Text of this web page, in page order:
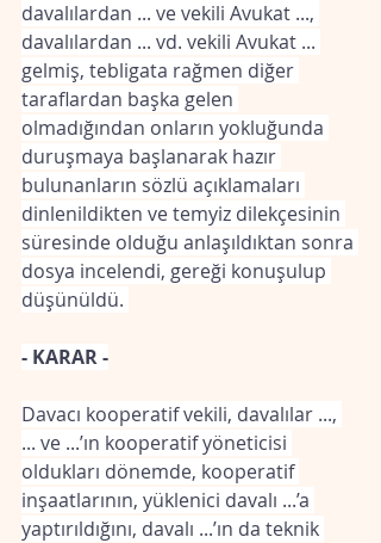
davalılardan ... ve vekili Avukat ...,
davalılardan ... vd. vekili Avukat ...
gelmiş, tebligata rağmen diğer
taraflardan başka gelen
olmadığından onların yokluğunda
duruşmaya başlanarak hazır
bulunanların sözlü açıklamaları
dinlenildikten ve temyiz dilekçesinin
süresinde olduğu anlaşıldıktan sonra
dosya incelendi, gereği konuşulup
düşünüldü.
- KARAR -
Davacı kooperatif vekili, davalılar ...,
... ve ...’ın kooperatif yöneticisi
oldukları dönemde, kooperatif
inşaatlarının, yüklenici davalı ...’a
yaptırıldığını, davalı ...’ın da teknik